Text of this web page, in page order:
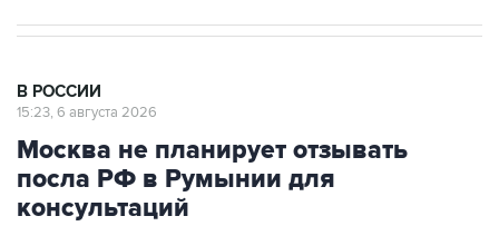
В РОССИИ
15:23, 6 августа 2026
Москва не планирует отзывать
посла РФ в Румынии для
консультаций